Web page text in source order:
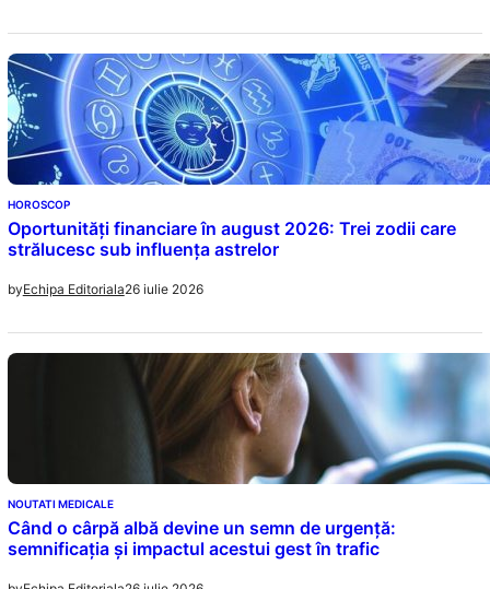
HOROSCOP
Oportunități financiare în august 2026: Trei zodii care
strălucesc sub influența astrelor
byEchipa Editoriala26 iulie 2026
NOUTATI MEDICALE
Când o cârpă albă devine un semn de urgență:
semnificația și impactul acestui gest în trafic